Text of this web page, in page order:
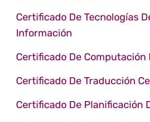
Certificado De Tecnologías
Información
Certificado De Computación
Certificado De Traducción
Certificado De Planificación